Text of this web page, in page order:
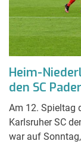
Heim-
den SC
Am 12. Spieltag
Karlsruher SC
war auf